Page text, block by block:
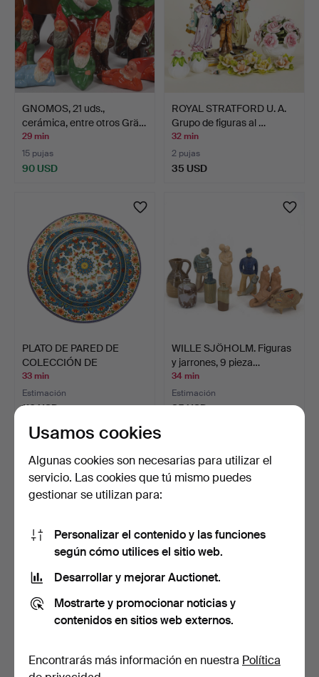
GNOMOS, 21 uds.,
cerámica, entre otros Grä…
29 min
15 pujas
90 USD
ROYAL STRATFORD U. A.
Grupo de figuras al …
32 min
2 pujas
35 USD
PLATO DE PARED DE
COLECCIÓN DE
PORCELANA D…
33 min
Estimación
110 USD
WILLE SJÖHOLM. Figuras
y jarrones, 9 pieza…
34 min
Estimación
85 USD
VAJILLA. "Brun fasan", Old
Gustavsberg, 34…
cerámica, con decoració…
35 min
Usamos cookies
Algunas cookies son necesarias para utilizar el
servicio. Las cookies que tú mismo puedes
gestionar se utilizan para:
Personalizar el contenido y las funciones
según cómo utilices el sitio web.
Desarrollar y mejorar Auctionet.
Mostrarte y promocionar noticias y
contenidos en sitios web externos.
Encontrarás más información en nuestra Política